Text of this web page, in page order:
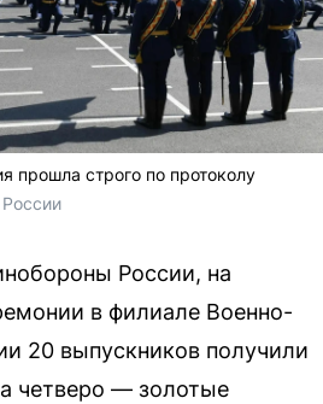
прошла строго по протоколу
России, на
в филиале Военно-
20 выпускников получили
четверо — золотые